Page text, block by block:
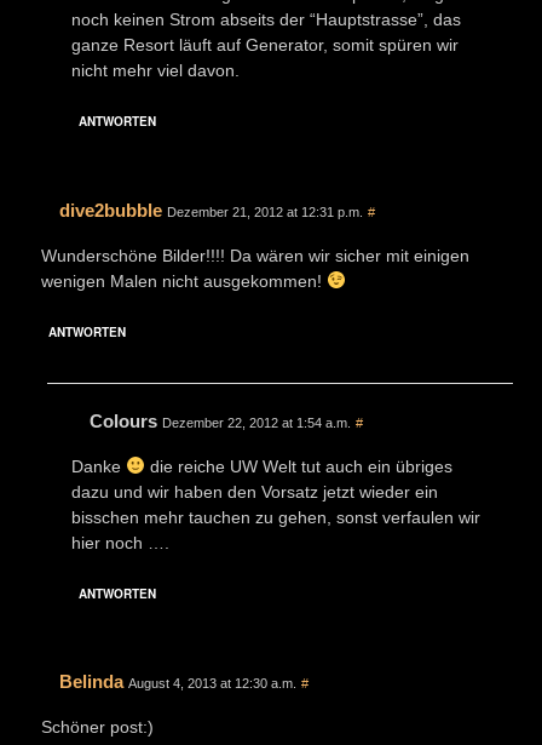
noch keinen Strom abseits der “Hauptstrasse”, das
ganze Resort läuft auf Generator, somit spüren wir
nicht mehr viel davon.
ANTWORTEN
dive2bubble Dezember 21, 2012 at 12:31 p.m. #
Wunderschöne Bilder!!!! Da wären wir sicher mit einigen
wenigen Malen nicht ausgekommen!
ANTWORTEN
Colours Dezember 22, 2012 at 1:54 a.m. #
Danke
die reiche UW Welt tut auch ein übriges
dazu und wir haben den Vorsatz jetzt wieder ein
bisschen mehr tauchen zu gehen, sonst verfaulen wir
hier noch ….
ANTWORTEN
Belinda August 4, 2013 at 12:30 a.m. #
Schöner post:)